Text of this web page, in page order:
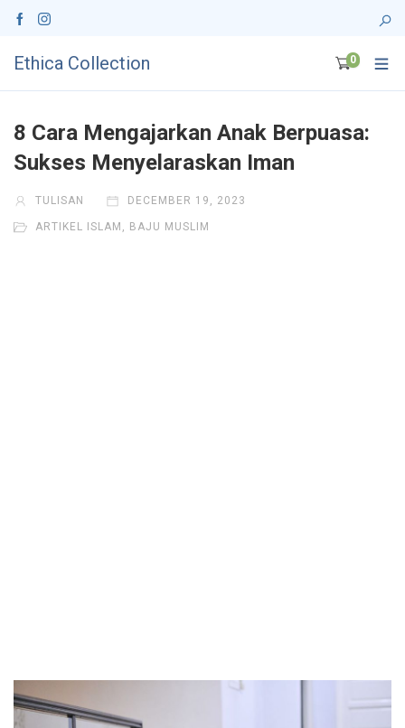
Ethica Collection 0
8 Cara Mengajarkan Anak Berpuasa:
Sukses Menyelaraskan Iman
TULISAN DECEMBER 19, 2023
ARTIKEL ISLAM BAJU MUSLIM